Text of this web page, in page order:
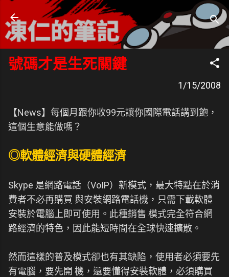
跳到主要內容
凍仁的筆記
- https://note.drx.tw
號碼才是生死關鍵
1/15/2008
【News】每個月跟你收99元讓你國際電話講到飽，
這個生意能做嗎？
◎軟體經濟與硬體經濟
Skype 是網路電話（VoIP）新模式，最大特點在於消
費者不必再購買 與安裝網路電話機，只需下載軟體
安裝於電腦上即可使用。此種銷售 模式完全符合網
路經濟的特色，因此能短時間在全球快速擴散。
然而這樣的普及模式卻也有其缺陷，使用者必須要先
有電腦，要先開 機，還要懂得安裝軟體，必須購買